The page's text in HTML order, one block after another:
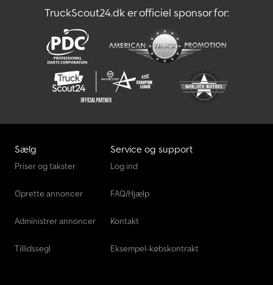
TruckScout24.dk er officiel sponsor for:
Sælg
Priser og takster
Oprette annoncer
Administrer annoncer
Tillidssegl
Service og support
Log ind
FAQ/Hjælp
Kontakt
Eksempel-købskontrakt